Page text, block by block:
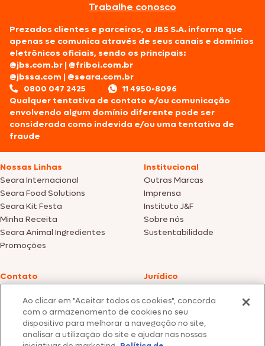
Trabalhe conosco
Prezados clientes e parceiros, a JBS S.A. informa que
apenas se comunica através de seus canais e domínios
eletrônicos oficiais, sendo os principais:
@jbs.com.br |@friboi.com.br
@jbssa.com |@seara.com.br
0800 047 2425
11 4950-8096
Qualquer tentativa de contato e/ou comunicação
envolvendo algum domínio diferente pode ser
considerada como indevida e/ou uma tentativa de
fraude
Nossas Linhas
Seara Internacional
Seara Food Solutions
Seara Kit Festa
Minha Receita
Seara Animal Ingredientes
Promoções
Institucional
Outras Marcas
Imprensa
Instituto J&F
Sobre nós
Sustentabilidade
Contato
SAC: +55 0800 047 2425
Jurídico
Política de privacidade
Fotos meramente ilustrativas | Ofertas válidas enquanto durarem os
estoques dos nossos parceiros | Vendas sujeitas a análise e confirmação
Ao clicar em "Aceitar todos os cookies", concorda
com o armazenamento de cookies no seu
dispositivo para melhorar a navegação no site,
analisar a utilização do site e ajudar nas nossas